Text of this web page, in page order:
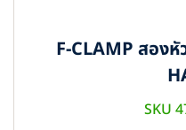
F-CLAMP สอง
SKU